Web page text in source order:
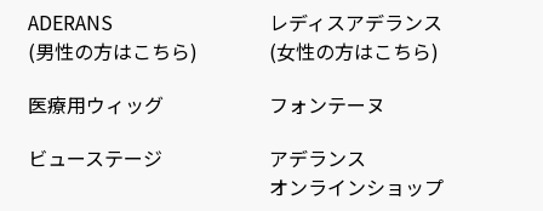
ADERANS
(男性の方はこちら)
レディスアデランス
(女性の方はこちら)
医療用ウィッグ
フォンテーヌ
ビューステージ
アデランス
オンラインショップ